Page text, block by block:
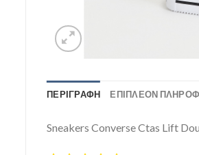
ΠΕΡΙΓΡΑΦΉ ΕΠΙΠΛΈΟΝ
Sneakers Converse Ctas Lift